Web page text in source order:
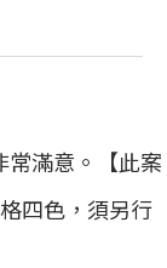
常滿意。【此案
四色，須另行